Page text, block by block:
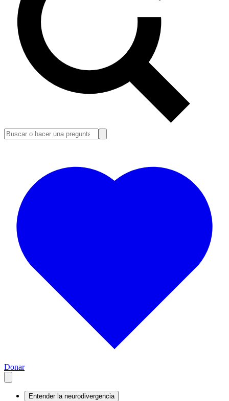
Donar
Entender la neurodivergencia